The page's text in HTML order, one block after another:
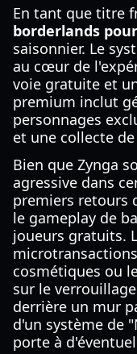
En tant que titre
borderlands
saisonnier. Le
au cœur de
voie gratuite et
premium inclut
personnages
et une collecte
Bien que Zynga
agressive dans
premiers retours
le gameplay de
joueurs gratuits.
cosmétiques ou
sur le
derrière un mur
d'un système de
porte à